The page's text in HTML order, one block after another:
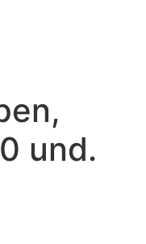
und.